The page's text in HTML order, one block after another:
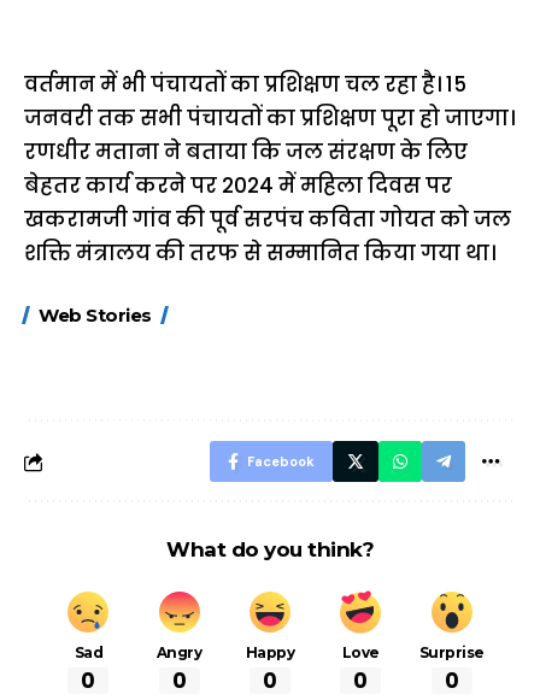
वर्तमान में भी पंचायतों का प्रशिक्षण चल रहा है। 15
जनवरी तक सभी पंचायतों का प्रशिक्षण पूरा हो जाएगा।
रणधीर मताना ने बताया कि जल संरक्षण के लिए
बेहतर कार्य करने पर 2024 में महिला दिवस पर
खकरामजी गांव की पूर्व सरपंच कविता गोयत को जल
शक्ति मंत्रालय की तरफ से सम्मानित किया गया था।
Web Stories
FASTag के ये नए
Facebook
What do you think?
Sad
0
Angry
0
Happy
0
Love
0
Surprise
0